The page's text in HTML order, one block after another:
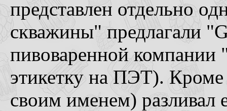
представлен отдельно
скважины" предлагали
пивоваренной
этикетку на ПЭТ).
своим именем) разливал